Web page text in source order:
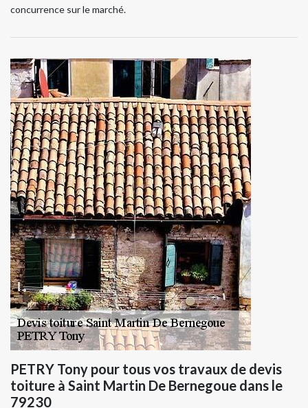
concurrence sur le marché.
PETRY Tony pour tous vos travaux de devis
toiture à Saint Martin De Bernegoue dans le
79230